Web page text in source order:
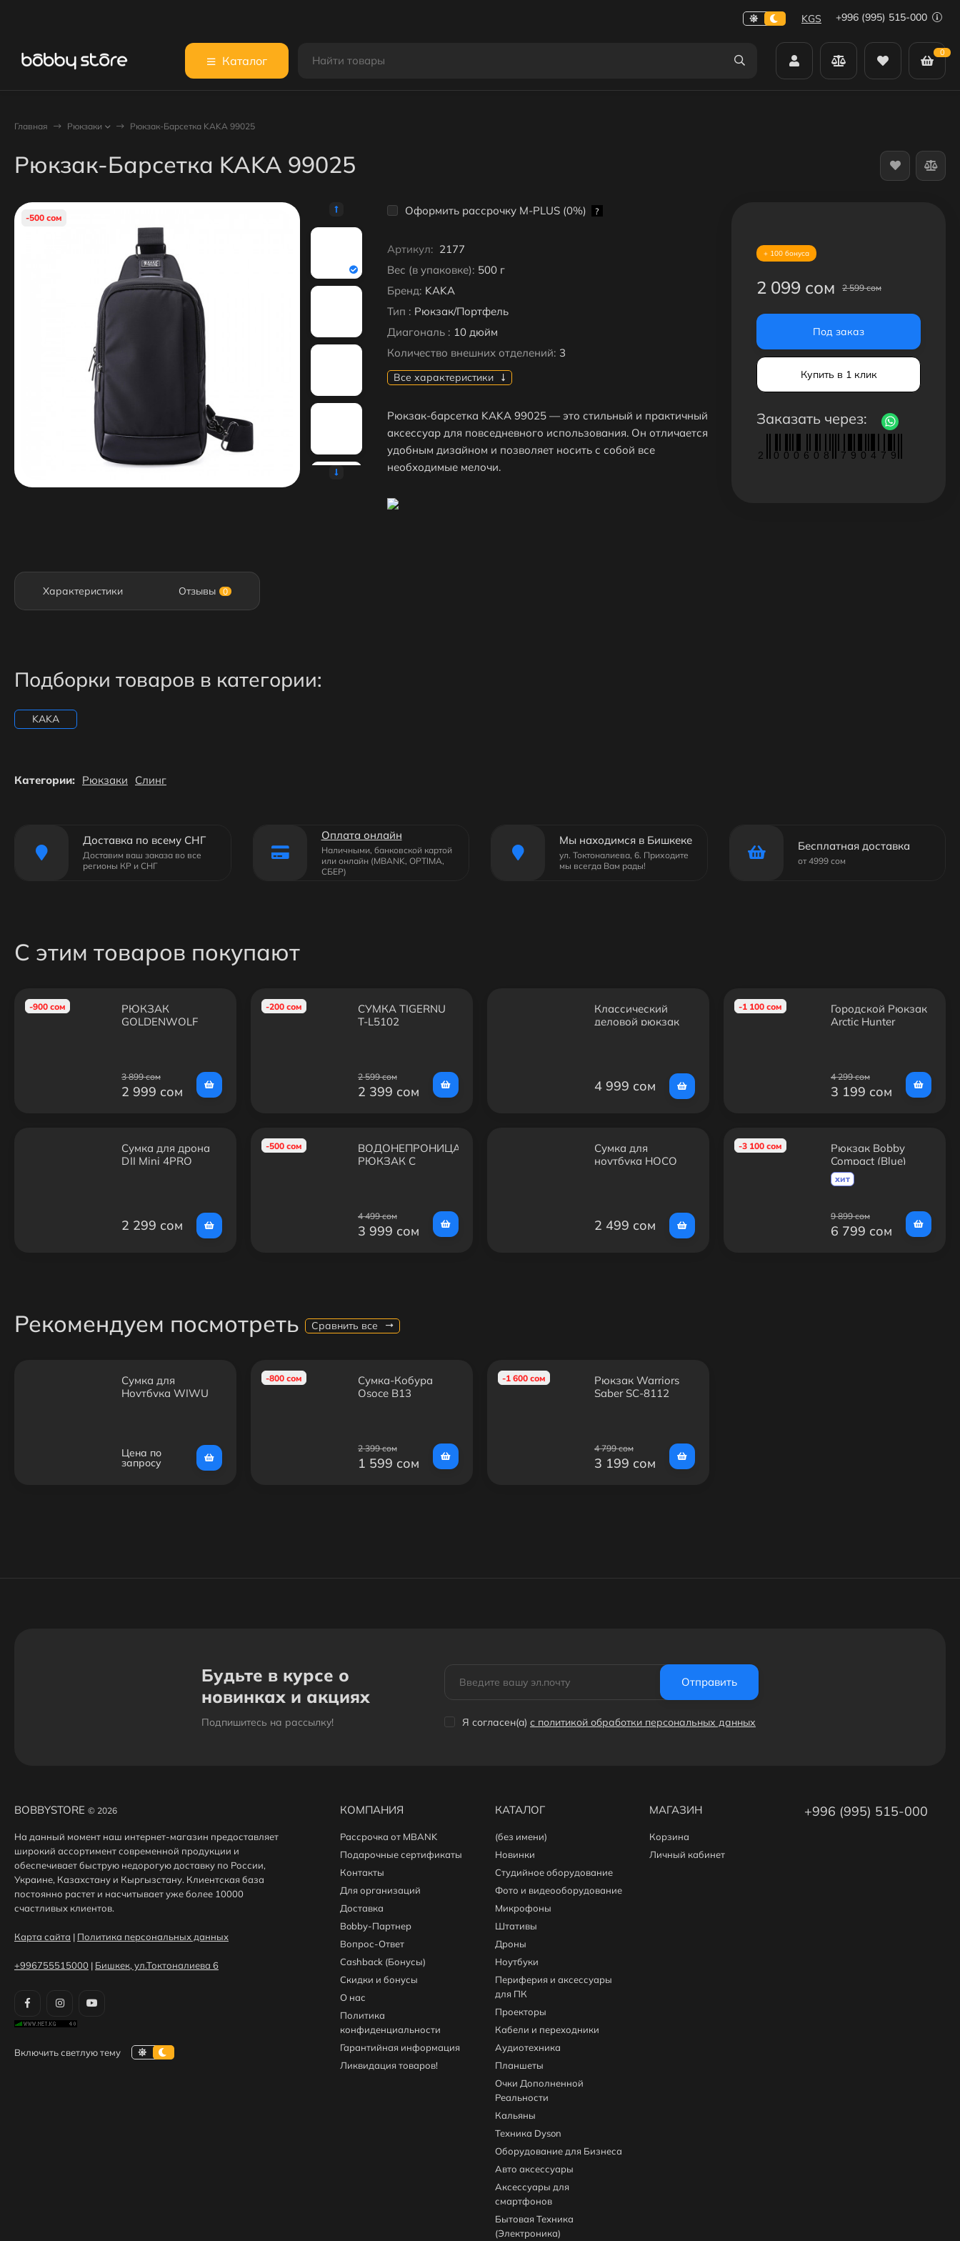
KGS +996 (995) 515-000
Каталог
0
Главная Рюкзаки Рюкзак-Барсетка KAKA 99025
Рюкзак-Барсетка KAKA 99025
-500 сом
Оформить рассрочку M-PLUS (0%) ?
Артикул: 2177
Вес (в упаковке): 500 г
Бренд: KAKA
Тип : Рюкзак/Портфель
Диагональ : 10 дюйм
Количество внешних отделений: 3
Все характеристики
Рюкзак-барсетка KAKA 99025 — это стильный и практичный
аксессуар для повседневного использования. Он отличается
удобным дизайном и позволяет носить с собой все
необходимые мелочи.
+ 100 бонуса
2 099 сом 2 599 сом
Под заказ
Купить в 1 клик
Заказать через:
2 0 0 0 6 0 8 7 9 0 4 7 9
Характеристики Отзывы 0
Подборки товаров в категории:
KAKA
Категории: Рюкзаки Слинг
Доставка по всему СНГ
Доставим ваш заказа во все
регионы КР и СНГ
Оплата онлайн
Наличными, банковской картой
или онлайн (MBANK, OPTIMA,
СБЕР)
Мы находимся в Бишкеке
ул. Токтоналиева, 6. Приходите
мы всегда Вам рады!
Бесплатная доставка
от 4999 сом
С этим товаров покупают
-900 сом
РЮКЗАК
GOLDENWOLF
3 899 сом
2 999 сом
Сумка для дрона
DJI Mini 4PRO
2 299 сом
-200 сом
СУМКА TIGERNU
T-L5102
2 599 сом
2 399 сом
-500 сом
ВОДОНЕПРОНИЦАЕМЫЙ
РЮКЗАК С
4 499 сом
3 999 сом
Классический
деловой рюкзак
4 999 сом
Сумка для
ноутбука HOCO
для ноутбука с
ручками
2 499 сом
-1 100 сом
Городской Рюкзак
Arctic Hunter
4 299 сом
3 199 сом
-3 100 сом
Рюкзак Bobby
Compact (Blue)
хит
9 899 сом
6 799 сом
Рекомендуем посмотреть Сравнить все
Сумка для
Ноутбука WIWU
Цена по
запросу
-800 сом
Сумка-Кобура
Osoce B13
2 399 сом
1 599 сом
-1 600 сом
Рюкзак Warriors
Saber SC-8112
4 799 сом
3 199 сом
Будьте в курсе о
новинках и акциях
Подпишитесь на рассылкy!
Отправить
Я согласен(a) с политикой обработки персональных данных
BOBBYSTORE © 2026
На данный момент наш интернет-магазин предоставляет
широкий ассортимент современной продукции и
обеспечивает быструю недорогую доставку по России,
Украине, Казахстану и Кыргызстану. Клиентская база
постоянно растет и насчитывает уже более 10000
счастливых клиентов.
Карта сайта | Политика персональных данных
+996755515000 | Бишкек, ул.Токтоналиева 6
КОМПАНИЯ
Рассрочка от MBANK
Подарочные сертификаты
Контакты
Для организаций
Доставка
Bobby-Партнер
Вопрос-Ответ
Cashback (Бонусы)
Скидки и бонусы
О нас
Политика
конфиденциальности
Гарантийная информация
Ликвидация товаров!
КАТАЛОГ
(без имени)
Новинки
Студийное оборудование
Фото и видеооборудование
Микрофоны
Штативы
Дроны
Ноутбуки
Периферия и аксессуары
для ПК
Проекторы
Кабели и переходники
Аудиотехника
Планшеты
Очки Дополненной
Реальности
Кальяны
Техника Dyson
Оборудование для Бизнеса
Авто аксессуары
Аксессуары для
смартфонов
Бытовая Техника
(Электроника)
МАГАЗИН
Корзина
Личный кабинет
+996 (995) 515-000